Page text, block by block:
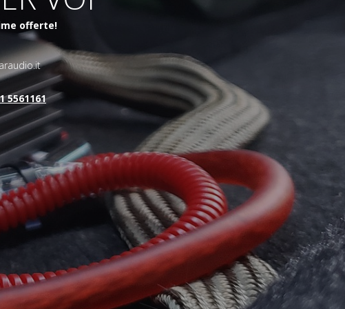
offerte!
5561161